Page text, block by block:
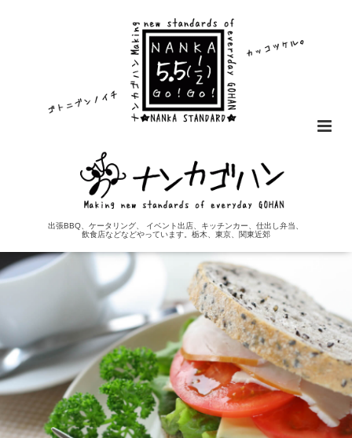
出張BBQ、ケータリング、 イベント出店、キッチンカー、仕出し弁当、
飲食店などなどやっています。栃木、東京、関東近郊